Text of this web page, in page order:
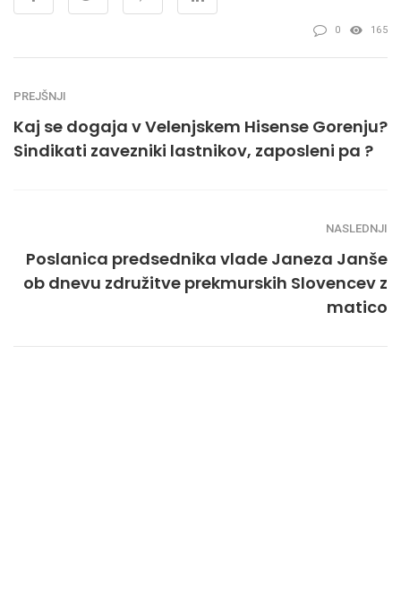
0 165
PREJŠNJI
Kaj se dogaja v Velenjskem Hisense Gorenju?
Sindikati zavezniki lastnikov, zaposleni pa ?
NASLEDNJI
Poslanica predsednika vlade Janeza Janše
ob dnevu združitve prekmurskih Slovencev z
matico